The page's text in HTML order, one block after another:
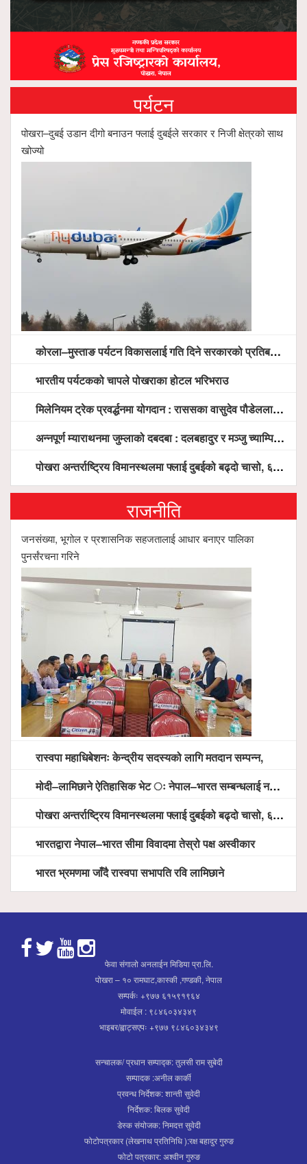
पर्यटन
पोखरा–दुबई उडान दीगो बनाउन फ्लाई दुबईले सरकार र निजी क्षेत्रको साथ
खोज्यो
कोरला–मुस्ताङ पर्यटन विकासलाई गति दिने सरकारको प्रतिबद्धता, स्थानीय सरोकारवालासँग व्यापक छलफल
भारतीय पर्यटकको चापले पोखराका होटल भरिभराउ
मिलेनियम ट्रेक प्रवर्द्धनमा योगदान : राससका वासुदेव पौडेललाई ‘मिलेनियम ट्रेक अवार्ड’ प्रदान गरिने
अन्नपूर्ण म्याराथनमा जुम्लाको दबदबा : दलबहादुर र मञ्जु च्याम्पियन, नगदसहित भव्य सम्मान
पोखरा अन्तर्राष्ट्रिय विमानस्थलमा फ्लाई दुबईको बढ्दो चासो, ६ घण्टा लामो प्राविधिक निरीक्षणपछि दैनिक उडानको ढोका खुल्दै
राजनीति
जनसंख्या, भूगोल र प्रशासनिक सहजतालाई आधार बनाएर पालिका
पुनर्संरचना गरिने
रास्वपा महाधिबेशनः केन्द्रीय सदस्यको लागि मतदान सम्पन्न,
मोदी–लामिछाने ऐतिहासिक भेट ः नेपाल–भारत सम्बन्धलाई नयाँ उचाइमा पु¥याउने साझा प्रतिबद्धता
पोखरा अन्तर्राष्ट्रिय विमानस्थलमा फ्लाई दुबईको बढ्दो चासो, ६ घण्टा लामो प्राविधिक निरीक्षणपछि दैनिक उडानको ढोका खुल्दै
भारतद्वारा नेपाल–भारत सीमा विवादमा तेस्रो पक्ष अस्वीकार
भारत भ्रमणमा जाँदै रास्वपा सभापति रवि लामिछाने
फेवा संगालो अनलाईन मिडिया प्रा.लि.
पोखरा – १० रामघाट,कास्की ,गण्डकी, नेपाल
सम्पर्कः +९७७ ६१५९१९६४
मोवाईल : ९८४६०३४३४९
भाइबर/ह्वाट्सएपः +९७७ ९८४६०३४३४९
सन्चालक/ प्रधान सम्पाद्क: तुलसी राम सुबेदी
सम्पादक :अनील कार्की
प्रवन्ध निर्देशक: शान्ती सुवेदी
निर्देशक: बिलक सुवेदी
डेस्क संयोजक: निमदत्त सुवेदी
फोटोपत्रकार (लेखनाथ प्रतिनिधि ):रक्ष बहादुर गुरुङ
फोटो पत्रकार: अश्वीन गुरुङ